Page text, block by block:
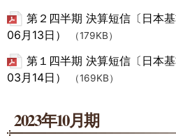
第２四半期 決算短信〔日本
06月13日）
（179KB）
第１四半期 決算短信〔日本
03月14日）
（169KB）
2023年10月期